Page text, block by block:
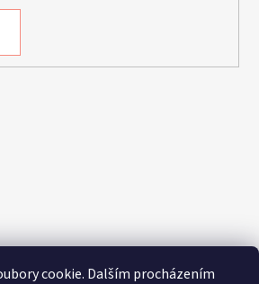
cookie. Dalším procházením